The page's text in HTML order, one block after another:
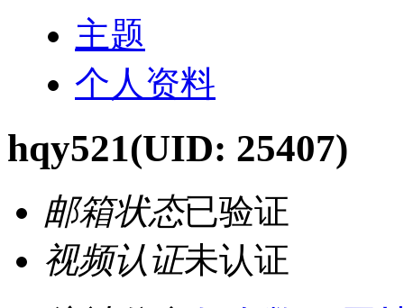
主题
个人资料
hqy521(UID: 25407)
邮箱状态已验证
视频认证未认证